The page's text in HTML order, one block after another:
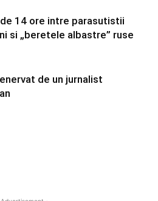
14 ore intre parasutistii
si „beretele albastre” ruse
de un jurnalist